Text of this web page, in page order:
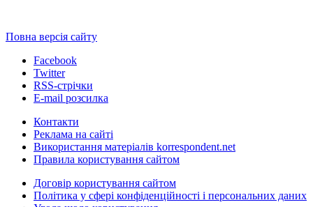
Повна версія сайту
Facebook
Twitter
RSS-стрічки
E-mail розсилка
Контакти
Реклама на сайті
Використання матеріалів korrespondent.net
Правила користування сайтом
Договір користування сайтом
Політика у сфері конфіденційності і персональних даних